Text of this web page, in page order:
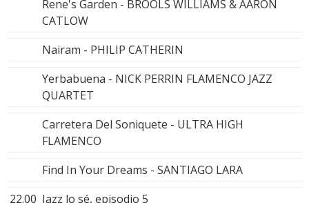
Rene's Garden - BROOLS WILLIAMS & AARON
CATLOW
Nairam - PHILIP CATHERIN
Yerbabuena - NICK PERRIN FLAMENCO JAZZ
QUARTET
Carretera Del Soniquete - ULTRA HIGH
FLAMENCO
Find In Your Dreams - SANTIAGO LARA
22.00 Jazz lo sé, episodio 5